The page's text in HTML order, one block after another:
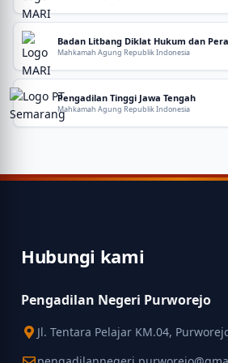
Badan Litbang Diklat Hukum dan
Mahkamah Agung Republik Indonesia
Pengadilan Tinggi Jawa Tengah
Mahkamah Agung Republik Indonesia
Hubungi kami
Pengadilan Negeri Purworejo
Jl. Tentara Pelajar KM.04,